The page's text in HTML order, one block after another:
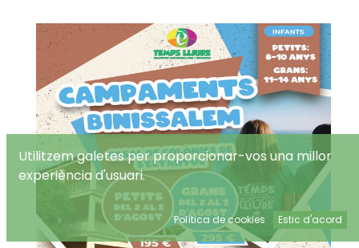
Utilitzem galetes per proporcionar-vos una millor
experiència d'usuari.
Política de cookies Estic d'acord